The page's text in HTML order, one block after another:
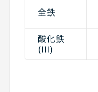
全鉄
酸化鉄
(III)